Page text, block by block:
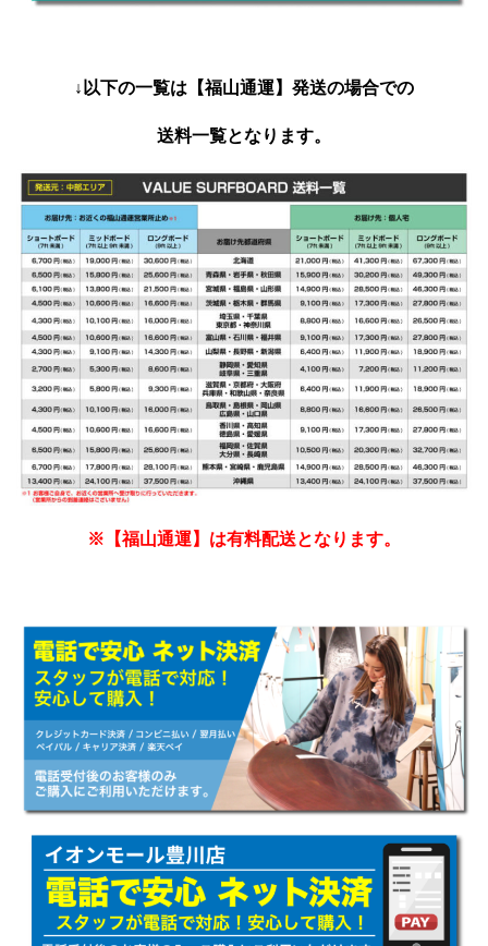
↓以下の一覧は 【福山通運】 発送の場合での
送料一覧となります。
※【福山通運】は有料配送となります。